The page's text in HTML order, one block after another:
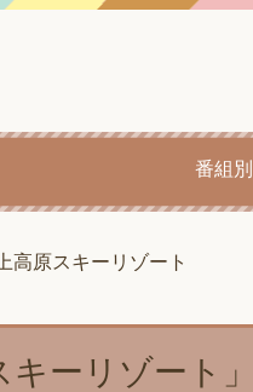
番組別
高原スキーリゾート
キーリゾート